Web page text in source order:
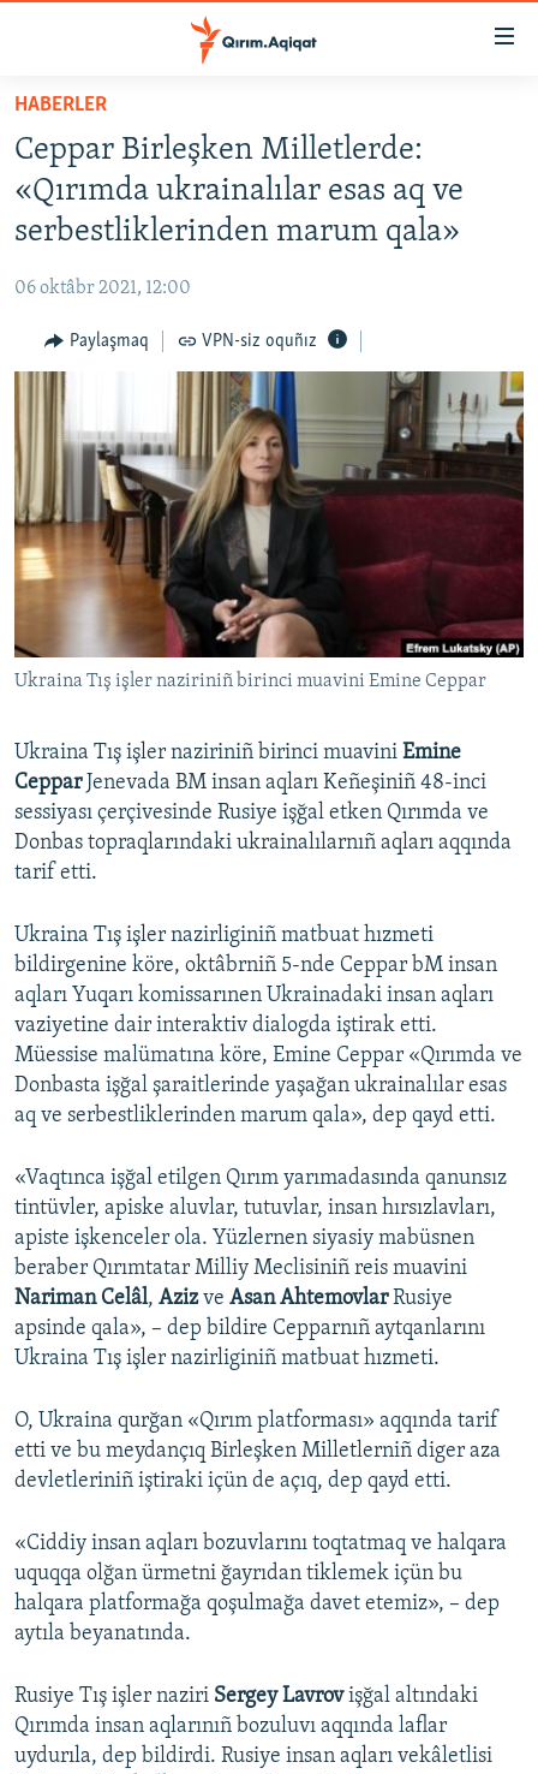
Esas
qaytmaq
Baş
navigatsiyağa
qaytmaq
Qıdıruvğa
SİYASET
İQTİSADİYAT
MEDENİYET
İNSAN AQLARI
VİDEO
SÜRET
BLOGLAR
FİKİR
Русский
QOŞULIÑIZ!
RFE/RS bütün saytları
HABERLER
Ceppar Birleşken Milletlerde:
«Qırımda ukrainalılar esas aq ve
serbestliklerinden marum qala»
06 oktâbr 2021, 12:00
Paylaşmaq VPN-siz oquñız
Ukraina Tış işler naziriniñ birinci muavini Emine Ceppar
Ukraina Tış işler naziriniñ birinci muavini Emine
CepparJenevada BM insan aqları Keñeşiniñ 48-inci
sessiyası çerçivesinde Rusiye işğal etken Qırımda ve
Donbas topraqlarındaki ukrainalılarnıñ aqları aqqında
tarif etti.
Ukraina Tış işler nazirliginiñ matbuat hızmeti
bildirgenine köre, oktâbrniñ 5-nde Ceppar bM insan
aqları Yuqarı komissarınen Ukrainadaki insan aqları
vaziyetine dair interaktiv dialogda iştirak etti.
Müessise malümatına köre, Emine Ceppar «Qırımda ve
Donbasta işğal şaraitlerinde yaşağan ukrainalılar esas
aq ve serbestliklerinden marum qala», dep qayd etti.
«Vaqtınca işğal etilgen Qırım yarımadasında qanunsız
tintüvler, apiske aluvlar, tutuvlar, insan hırsızlavları,
apiste işkenceler ola. Yüzlernen siyasiy mabüsnen
beraber Qırımtatar Milliy Meclisiniñ reis muavini
Nariman Celâl, Azizve Asan AhtemovlarRusiye
apsinde qala», – dep bildire Cepparnıñ aytqanlarını
Ukraina Tış işler nazirliginiñ matbuat hızmeti.
O, Ukraina qurğan «Qırım platforması» aqqında tarif
etti ve bu meydançıq Birleşken Milletlerniñ diger aza
devletleriniñ iştiraki içün de açıq, dep qayd etti.
«Ciddiy insan aqları bozuvlarını toqtatmaq ve halqara
uquqqa olğan ürmetni ğayrıdan tiklemek içün bu
halqara platformağa qoşulmağa davet etemiz», – dep
aytıla beyanatında.
Rusiye Tış işler naziri Sergey Lavrovişğal altındaki
Qırımda insan aqlarınıñ bozuluvı aqqında laflar
uydurıla, dep bildirdi. Rusiye insan aqları vekâletlisi